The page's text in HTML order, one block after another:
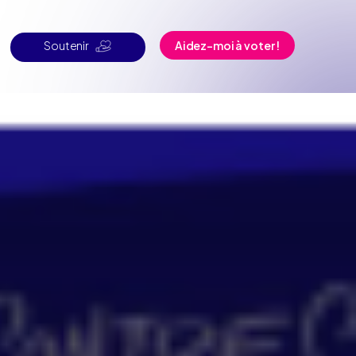
Soutenir Aidez-moi à voter !